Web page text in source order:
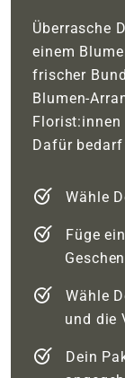
Überrasche
einem
frischer
Blumen-
Florist:innen
Dafür
Wähle
Füge
Wähle
und die
Dein